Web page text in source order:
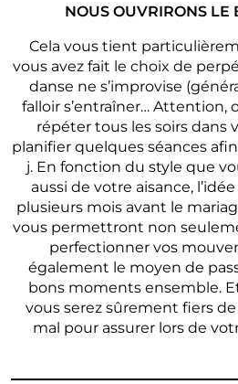
NOUS OUVRIRONS LE
Cela vous tient
vous avez fait le choix de
danse ne s’improvise
falloir s’entraîner… Attention,
répéter tous les soirs dans
planifier quelques séances
j. En fonction du style que
aussi de votre aisance,
plusieurs mois avant le
vous permettront non
perfectionner vos
également le moyen de
bons moments ensemble.
vous serez sûrement fiers
mal pour assurer lors de